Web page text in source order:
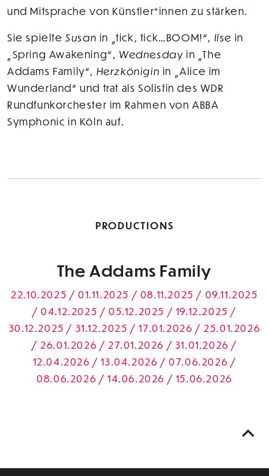
und Mitsprache von Künstler*innen zu stärken.
Sie spielteSusan in „tick, tick…BOOM!“, Ilse in
„Spring Awakening“, Wednesday in „The
Addams Family“, Herzkönigin in „Alice im
Wunderland“ und trat als Solistin des WDR
Rundfunkorchester im Rahmen von ABBA
Symphonic in Köln auf.
PRODUCTIONS
The Addams Family
22.10.2025 / 01.11.2025 / 08.11.2025 / 09.11.2025
/ 04.12.2025 / 05.12.2025 / 19.12.2025 /
30.12.2025 / 31.12.2025 / 17.01.2026 / 25.01.2026
/ 26.01.2026 / 27.01.2026 / 31.01.2026 /
12.04.2026 / 13.04.2026 / 07.06.2026 /
08.06.2026 / 14.06.2026 / 15.06.2026